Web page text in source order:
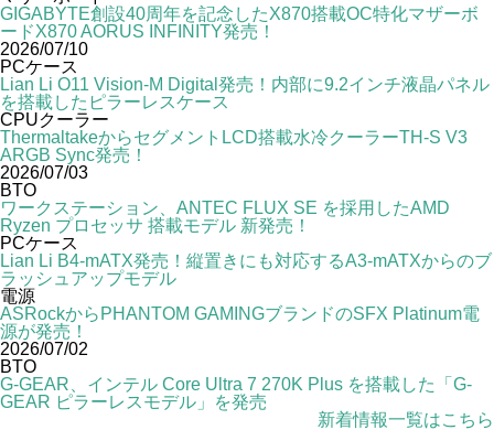
GIGABYTE創設40周年を記念したX870搭載OC特化マザーボ
ードX870 AORUS INFINITY発売！
2026/07/10
PCケース
Lian Li O11 Vision-M Digital発売！内部に9.2インチ液晶パネル
を搭載したピラーレスケース
CPUクーラー
ThermaltakeからセグメントLCD搭載水冷クーラーTH-S V3
ARGB Sync発売！
2026/07/03
BTO
ワークステーション、ANTEC FLUX SE を採用したAMD
Ryzen プロセッサ 搭載モデル 新発売！
PCケース
Lian Li B4-mATX発売！縦置きにも対応するA3-mATXからのブ
ラッシュアップモデル
電源
ASRockからPHANTOM GAMINGブランドのSFX Platinum電
源が発売！
2026/07/02
BTO
G-GEAR、インテル Core Ultra 7 270K Plus を搭載した「G-
GEAR ピラーレスモデル」を発売
新着情報一覧はこちら